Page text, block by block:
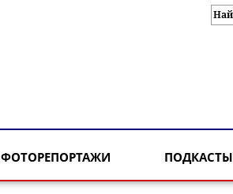
ФОТОРЕПОРТАЖИ ПОДКАСТЫ